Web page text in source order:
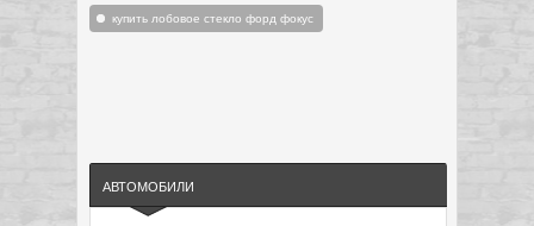
купить лобовое стекло форд фокус
АВТОМОБИЛИ